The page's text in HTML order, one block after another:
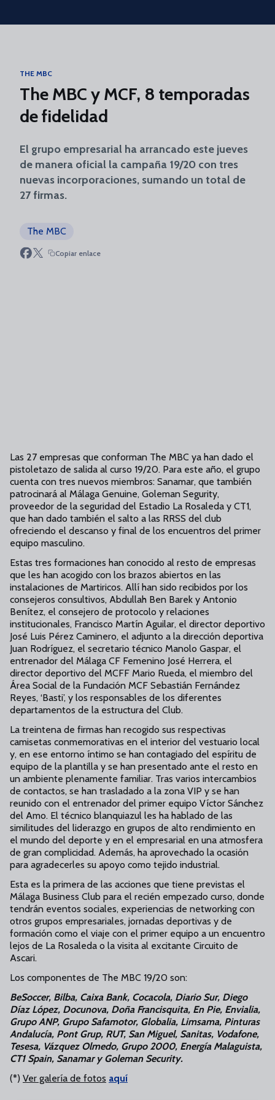
Skip to main content
THE MBC
The MBC y MCF, 8 temporadas
de fidelidad
El grupo empresarial ha arrancado este jueves
de manera oficial la campaña 19/20 con tres
nuevas incorporaciones, sumando un total de
27 firmas.
The MBC
Copiar enlace
Las 27 empresas que conforman The MBC ya han dado el
pistoletazo de salida al curso 19/20. Para este año, el grupo
cuenta con tres nuevos miembros: Sanamar, que también
patrocinará al Málaga Genuine, Goleman Segurity,
proveedor de la seguridad del Estadio La Rosaleda y CT1,
que han dado también el salto a las RRSS del club
ofreciendo el descanso y final de los encuentros del primer
equipo masculino.
Estas tres formaciones han conocido al resto de empresas
que les han acogido con los brazos abiertos en las
instalaciones de Martiricos. Allí han sido recibidos por los
consejeros consultivos, Abdullah Ben Barek y Antonio
Benítez, el consejero de protocolo y relaciones
institucionales, Francisco Martín Aguilar, el director deportivo
José Luis Pérez Caminero, el adjunto a la dirección deportiva
Juan Rodríguez, el secretario técnico Manolo Gaspar, el
entrenador del Málaga CF Femenino José Herrera, el
director deportivo del MCFF Mario Rueda, el miembro del
Área Social de la Fundación MCF Sebastián Fernández
Reyes, ‘Basti’, y los responsables de los diferentes
departamentos de la estructura del Club.
La treintena de firmas han recogido sus respectivas
camisetas conmemorativas en el interior del vestuario local
y, en ese entorno íntimo se han contagiado del espíritu de
equipo de la plantilla y se han presentado ante el resto en
un ambiente plenamente familiar. Tras varios intercambios
de contactos, se han trasladado a la zona VIP y se han
reunido con el entrenador del primer equipo Víctor Sánchez
del Amo. El técnico blanquiazul les ha hablado de las
similitudes del liderazgo en grupos de alto rendimiento en
el mundo del deporte y en el empresarial en una atmosfera
de gran complicidad. Además, ha aprovechado la ocasión
para agradecerles su apoyo como tejido industrial.
Esta es la primera de las acciones que tiene previstas el
Málaga Business Club para el recién empezado curso, donde
tendrán eventos sociales, experiencias de networking con
otros grupos empresariales, jornadas deportivas y de
formación como el viaje con el primer equipo a un encuentro
lejos de La Rosaleda o la visita al excitante Circuito de
Ascari.
Los componentes de The MBC 19/20 son:
BeSoccer, Bilba, Caixa Bank, Cocacola, Diario Sur, Diego
Díaz López, Docunova, Doña Francisquita, En Pie, Envialia,
Grupo ANP, Grupo Safamotor, Globalia, Limsama, Pinturas
Andalucía, Pont Grup, RUT, San Miguel, Sanitas, Vodafone,
Tesesa, Vázquez Olmedo, Grupo 2000, Energía Malaguista,
CT1 Spain, Sanamar y Goleman Security.
(*) Ver galería de fotos aquí